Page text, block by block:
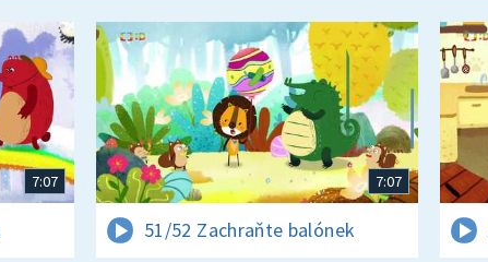
7:07 7:07
51/52 Zachraňte balónek